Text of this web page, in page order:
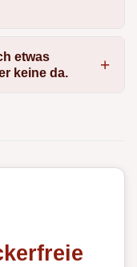
etwas
keine da.